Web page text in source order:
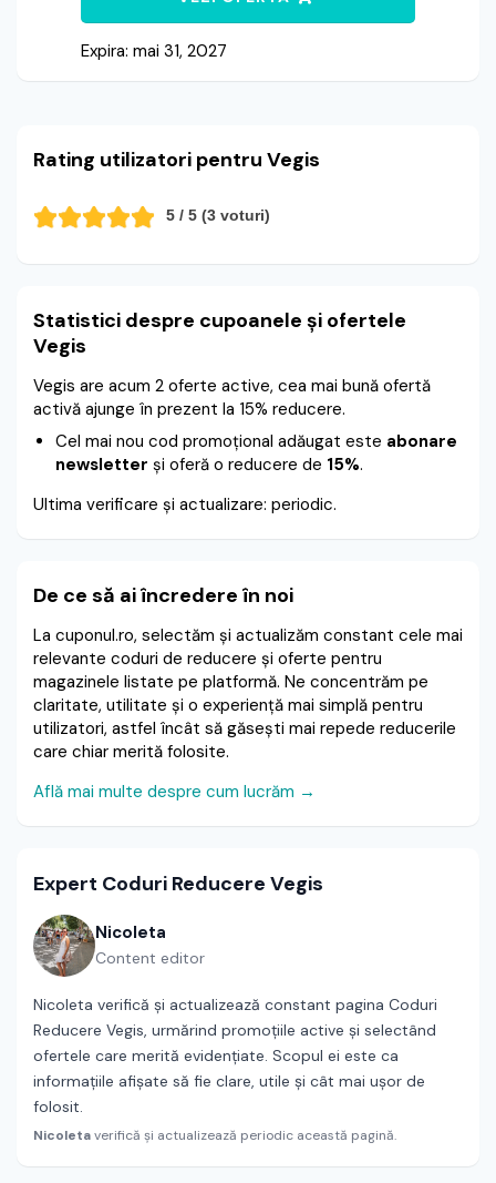
Expira: mai 31, 2027
Rating utilizatori pentru Vegis
5 / 5 (3 voturi)
Statistici despre cupoanele și ofertele
Vegis
Vegis are acum 2 oferte active, cea mai bună ofertă
activă ajunge în prezent la 15% reducere.
Cel mai nou cod promoțional adăugat este abonare
newsletter și oferă o reducere de 15%.
Ultima verificare și actualizare: periodic.
De ce să ai încredere în noi
La cuponul.ro, selectăm și actualizăm constant cele mai
relevante coduri de reducere și oferte pentru
magazinele listate pe platformă. Ne concentrăm pe
claritate, utilitate și o experiență mai simplă pentru
utilizatori, astfel încât să găsești mai repede reducerile
care chiar merită folosite.
Află mai multe despre cum lucrăm →
Expert Coduri Reducere Vegis
Nicoleta
Content editor
Nicoleta verifică și actualizează constant pagina Coduri
Reducere Vegis, urmărind promoțiile active și selectând
ofertele care merită evidențiate. Scopul ei este ca
informațiile afișate să fie clare, utile și cât mai ușor de
folosit.
Nicoletaverifică și actualizează periodic această pagină.